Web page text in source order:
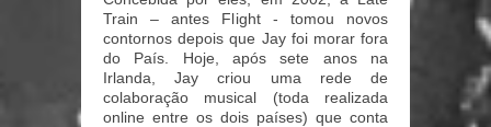
Train – antes Flight - tomou novos
contornos depois que Jay foi morar fora
do País. Hoje, após sete anos na
Irlanda, Jay criou uma rede de
colaboração musical (toda realizada
online entre os dois países) que conta